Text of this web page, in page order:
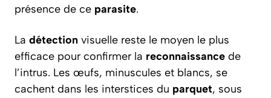
présence de ce parasite.
La détection visuelle reste le moyen le plus
efficace pour confirmer la reconnaissance de
l’intrus. Les œufs, minuscules et blancs, se
cachent dans les interstices du parquet, sous